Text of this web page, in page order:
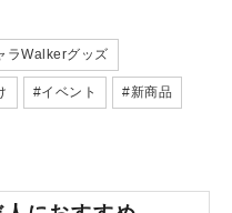
ラWalkerグッズ
#イベント #新商品